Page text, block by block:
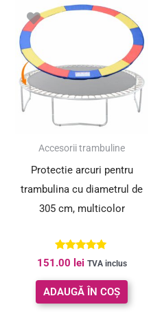
Accesorii trambuline
Protectie arcuri pentru
trambulina cu diametrul de
305 cm, multicolor
Evaluat la
5.00
din 5
151.00 lei TVA inclus
ADAUGĂ ÎN COȘ